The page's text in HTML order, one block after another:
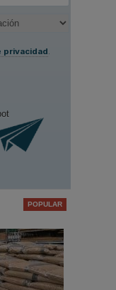
privacidad.